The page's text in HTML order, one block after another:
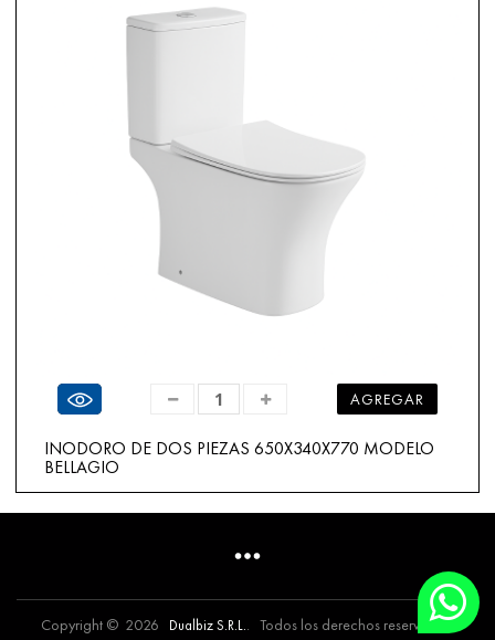
Ver producto AGREGAR
INODORO DE DOS PIEZAS 650X340X770 MODELO
BELLAGIO
259.00 $US
Copyright © 2026 Dualbiz S.R.L.. Todos los derechos reservados.